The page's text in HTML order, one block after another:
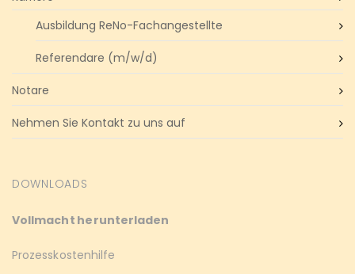
Ausbildung ReNo-Fachangestellte
Referendare (m/w/d)
Notare
Nehmen Sie Kontakt zu uns auf
DOWNLOADS
Vollmacht herunterladen
Prozesskostenhilfe